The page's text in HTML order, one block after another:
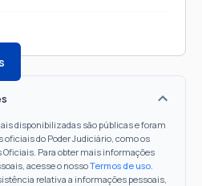
disponibilizadas são públicas e foram
do Poder Judiciário, como os
Para obter mais informações
acesse o nossoTermos de uso.
relativa a informações pessoais,